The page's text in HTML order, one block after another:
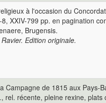
à l'occasion du
XXIV-799 pp. en pagination
Brugensis.
Edition originale.
Campagne de 1815 aux Pays-
rel. récente, pleine rexine, plats